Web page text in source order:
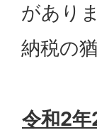
があり
納税の
令和2